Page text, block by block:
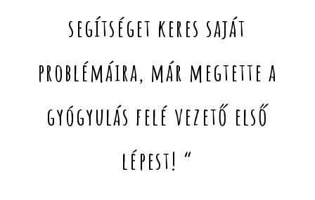
segítséget keres saját
problémáira, már megtette a
gyógyulás felé vezető első
lépest! “